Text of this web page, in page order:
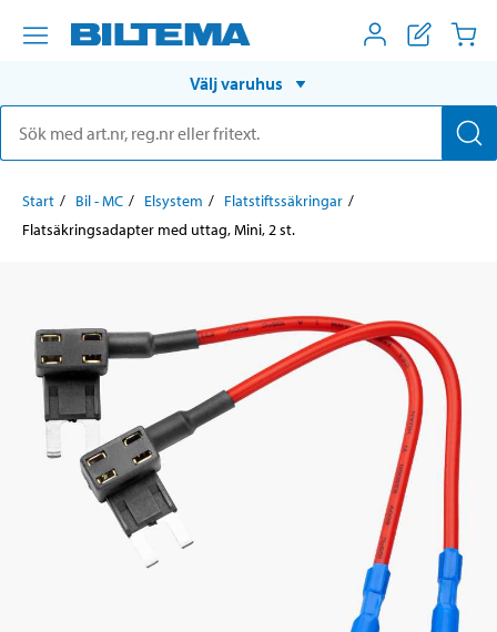
Välj varuhus
Start Bil - MC Elsystem
Flatstiftssäkringar
Flatsäkringsadapter med uttag, Mini, 2 st.